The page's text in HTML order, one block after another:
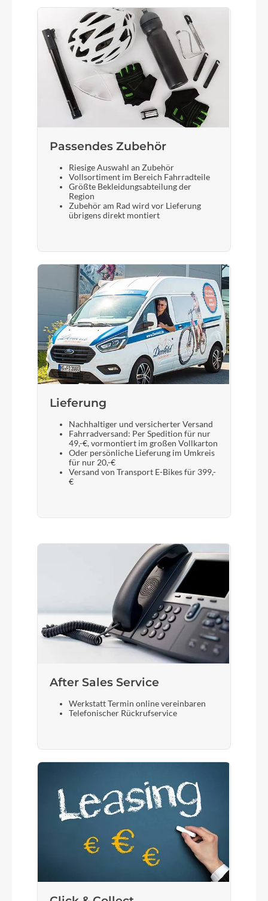
Passendes Zubehör
Riesige Auswahl an Zubehör
Vollsortiment im Bereich Fahrradteile
Größte Bekleidungsabteilung der
Region
Zubehör am Rad wird vor Lieferung
übrigens direkt montiert
Lieferung
Nachhaltiger und versicherter Versand
Fahrradversand: Per Spedition für nur
49,-€, vormontiert im großen Vollkarton
Oder persönliche Lieferung im Umkreis
für nur 20,-€
Versand von Transport E-Bikes für 399,-
€
After Sales Service
Werkstatt Termin online vereinbaren
Telefonischer Rückrufservice